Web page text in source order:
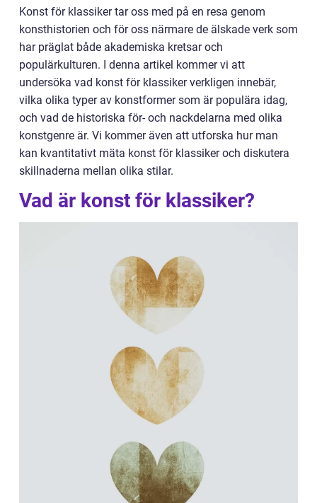
Konst för klassiker tar oss med på en resa genom
konsthistorien och för oss närmare de älskade verk som
har präglat både akademiska kretsar och
populärkulturen. I denna artikel kommer vi att
undersöka vad konst för klassiker verkligen innebär,
vilka olika typer av konstformer som är populära idag,
och vad de historiska för- och nackdelarna med olika
konstgenre är. Vi kommer även att utforska hur man
kan kvantitativt mäta konst för klassiker och diskutera
skillnaderna mellan olika stilar.
Vad är konst för klassiker?